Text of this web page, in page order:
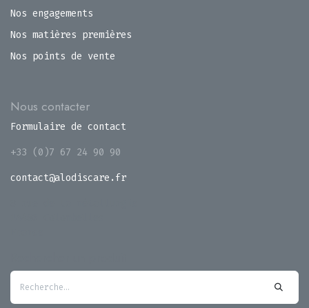
Nos engagements
Nos matières premières
Nos points de vente
Nous contacter
Formulaire de contact
+33 (0)7 67 24 90 90
contact@alodiscare.fr